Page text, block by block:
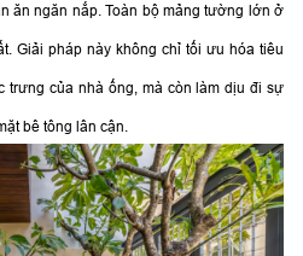
ăn ngăn nắp. Toàn bộ mảng tường lớn ở
Giải pháp này không chỉ tối ưu hóa tiêu
trưng của nhà ống, mà còn làm dịu đi sự
bê tông lân cận.